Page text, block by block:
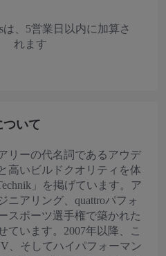
は、5営業日以内に加算さ
れます
ついて
リーの代名詞であるアウデ
高いビルドクオリティを体
」を掲げています。ア
ニアリング、quattroパフォ
スポーツ選手権で築かれた
ています。2007年以降、こ
、そしてハイパフォーマン